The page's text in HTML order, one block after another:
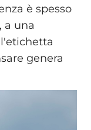
è spesso
a una
genera